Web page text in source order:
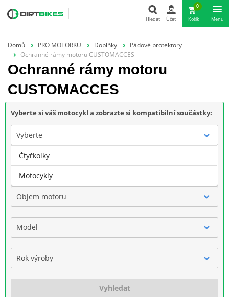
Hledat Účet
0
Košík Menu
Domů PRO MOTORKU Doplňky
Pádové protektory
Ochranné rámy motoru CUSTOMACCES
Ochranné rámy motoru
CUSTOMACCES
Vyberte si váš motocykl a zobrazte si kompatibilní součástky:
Vyberte
Značka
Objem motoru
Model
Rok výroby
Vyhledat
Čtyřkolky
Motocykly